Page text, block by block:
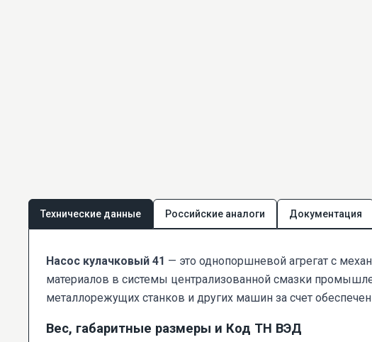
Технические данные Российские аналоги Документация
Насос кулачковый 41 — это однопоршневой агрегат с
материалов в системы централизованной смазки
металлорежущих станков и других машин за счет
Вес, габаритные размеры и Код ТН ВЭД